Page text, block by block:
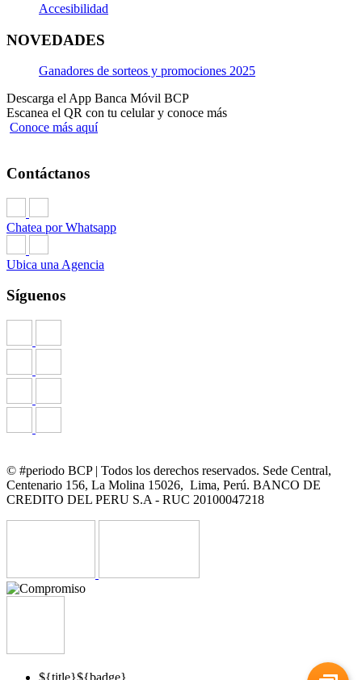
Accesibilidad
NOVEDADES
Ganadores de sorteos y promociones 2025
Descarga el App Banca Móvil BCP
Escanea el QR con tu celular y conoce más
Conoce más aquí
Contáctanos
Chatea por Whatsapp
Ubica una Agencia
Síguenos
© #periodo BCP | Todos los derechos reservados. Sede Central,
Centenario 156, La Molina 15026, Lima, Perú. BANCO DE
CREDITO DEL PERU S.A - RUC 20100047218